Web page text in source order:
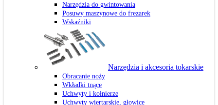
Narzędzia do gwintowania
Posuwy maszynowe do frezarek
Wskaźniki
Narzędzia i akcesoria tokarskie
Obracanie noży
Wkładki tnące
Uchwyty i kołnierze
Uchwyty wiertarskie, głowice